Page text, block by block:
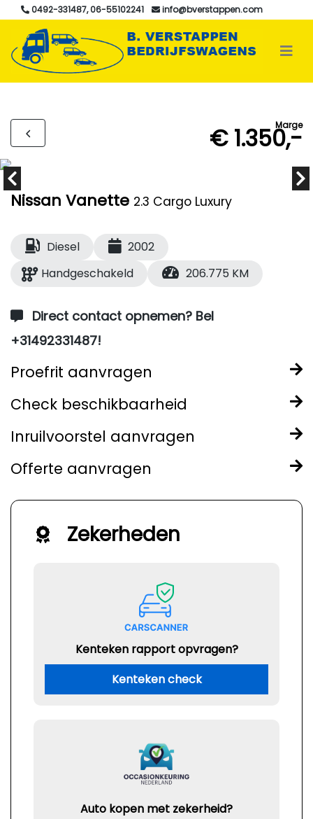
0492-331487, 06-55102241 info@bverstappen.com
Marge
€ 1.350,-
Nissan Vanette 2.3 Cargo Luxury
Diesel
2002
Handgeschakeld
206.775 KM
Direct contact opnemen? Bel
+31492331487!
Proefrit aanvragen
Check beschikbaarheid
Inruilvoorstel aanvragen
Offerte aanvragen
Zekerheden
Kenteken rapport opvragen?
Kenteken check
Auto kopen met zekerheid?